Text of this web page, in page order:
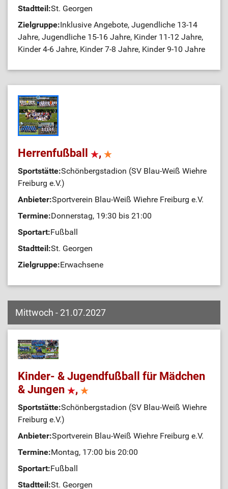
Stadtteil:St. Georgen
Zielgruppe:Inklusive Angebote, Jugendliche 13-14
Jahre, Jugendliche 15-16 Jahre, Kinder 11-12 Jahre,
Kinder 4-6 Jahre, Kinder 7-8 Jahre, Kinder 9-10 Jahre
Herrenfußball ,
Sportstätte:Schönbergstadion (SV Blau-Weiß Wiehre
Freiburg e.V.)
Anbieter:Sportverein Blau-Weiß Wiehre Freiburg e.V.
Termine:Donnerstag, 19:30 bis 21:00
Sportart:Fußball
Stadtteil:St. Georgen
Zielgruppe:Erwachsene
Mittwoch - 21.07.2027
Kinder- & Jugendfußball für Mädchen
& Jungen
,
Sportstätte:Schönbergstadion (SV Blau-Weiß Wiehre
Freiburg e.V.)
Anbieter:Sportverein Blau-Weiß Wiehre Freiburg e.V.
Termine:Montag, 17:00 bis 20:00
Sportart:Fußball
Stadtteil:St. Georgen